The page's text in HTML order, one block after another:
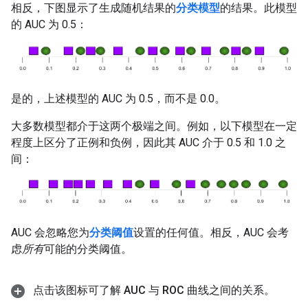
相反，下图显示了生成随机结果的分类模型的结果。此模型
的 AUC 为 0.5：
是的，上述模型的 AUC 为 0.5，而不是 0.0。
大多数模型都介于这两个极端之间。例如，以下模型在一定
程度上区分了正例和负例，因此其 AUC 介于 0.5 和 1.0 之
间：
AUC 会忽略您为分类阈值设置的任何值。相反，AUC 会考
虑所有可能的分类阈值。
点击该图标可了解 AUC 与 ROC 曲线之间的关系。